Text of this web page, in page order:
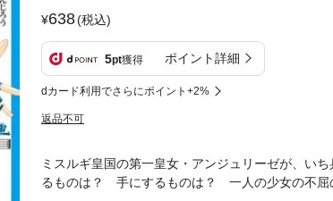
638(税込)
5pt獲得 ポイント詳細
dカード利用でさらにポイント+2%
返品不可
ミスルギ皇国の第一皇女・アンジュリーゼが、
るものは？ 手にするものは？ 一人の少女の不屈